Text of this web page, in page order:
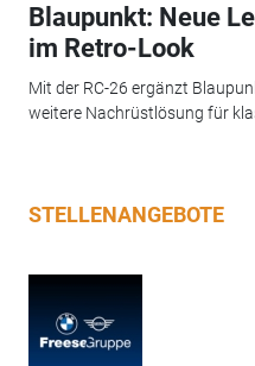
Blaupunkt: Neue
im Retro-Look
Mit der RC-26 ergänzt
weitere Nachrüstlösung für
STELLENANGEBOTE